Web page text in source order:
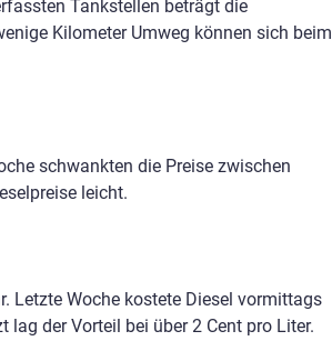
Tankstellen beträgt die
Kilometer Umweg können sich beim
schwankten die Preise zwischen
leicht.
Letzte Woche kostete Diesel vormittags
der Vorteil bei über 2 Cent pro Liter.